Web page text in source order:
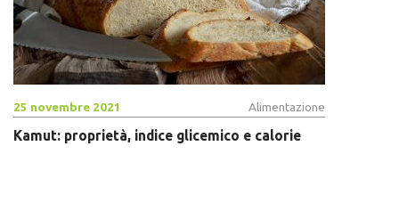
25 novembre 2021 Alimentazione
Kamut: proprietà, indice glicemico e calorie